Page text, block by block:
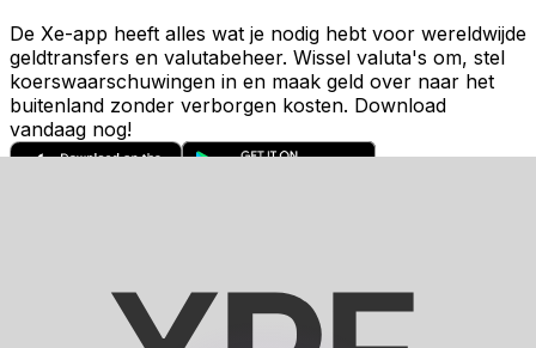
De Xe-app heeft alles wat je nodig hebt voor wereldwijde
geldtransfers en valutabeheer. Wissel valuta's om, stel
koerswaarschuwingen in en maak geld over naar het
buitenland zonder verborgen kosten. Download
vandaag nog!